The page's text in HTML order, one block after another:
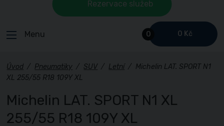
0 0 Kč
Menu
Rezervace služeb
Úvod / Pneumatiky / SUV / Letní / Michelin LAT. SPORT N1
XL 255/55 R18 109Y XL
Michelin LAT. SPORT N1 XL
255/55 R18 109Y XL